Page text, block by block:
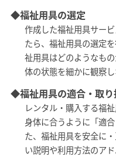
◆福祉用具の選定
作成した福祉用具サー
たら、福祉用具の選定
祉用具はどのようなも
体の状態を細かに観察し
◆福祉用具の適合・取り
レンタル・購入する福
身体に合うように「適
た、福祉用具を安全に
い説明や利用方法のアド